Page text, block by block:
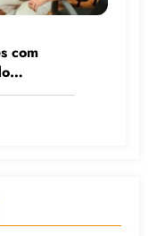
com